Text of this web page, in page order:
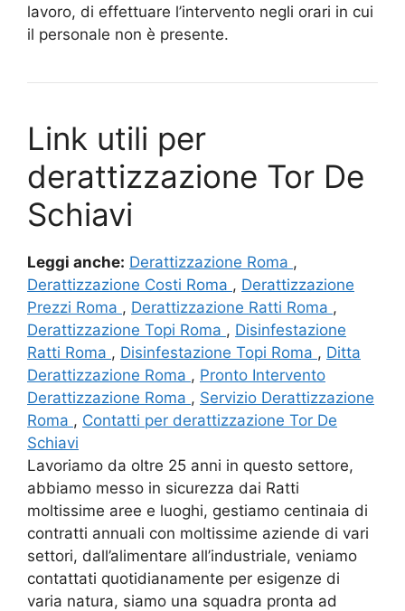
lavoro, di effettuare l’intervento negli orari in cui
il personale non è presente.
Link utili per
derattizzazione Tor De
Schiavi
Leggi anche: Derattizzazione Roma ,
Derattizzazione Costi Roma , Derattizzazione
Prezzi Roma , Derattizzazione Ratti Roma ,
Derattizzazione Topi Roma , Disinfestazione
Ratti Roma , Disinfestazione Topi Roma , Ditta
Derattizzazione Roma , Pronto Intervento
Derattizzazione Roma , Servizio Derattizzazione
Roma , Contatti per derattizzazione Tor De
Schiavi
Lavoriamo da oltre 25 anni in questo settore,
abbiamo messo in sicurezza dai Ratti
moltissime aree e luoghi, gestiamo centinaia di
contratti annuali con moltissime aziende di vari
settori, dall’alimentare all’industriale, veniamo
contattati quotidianamente per esigenze di
varia natura, siamo una squadra pronta ad